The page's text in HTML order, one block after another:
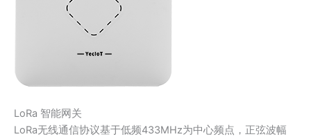
LoRa 智能网关
LoRa无线通信协议基于低频433MHz为中心频点，正弦波幅